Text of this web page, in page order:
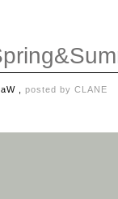
, posted by CLANE